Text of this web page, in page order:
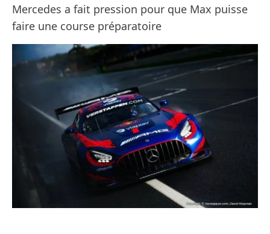
Mercedes a fait pression pour que Max puisse
faire une course préparatoire